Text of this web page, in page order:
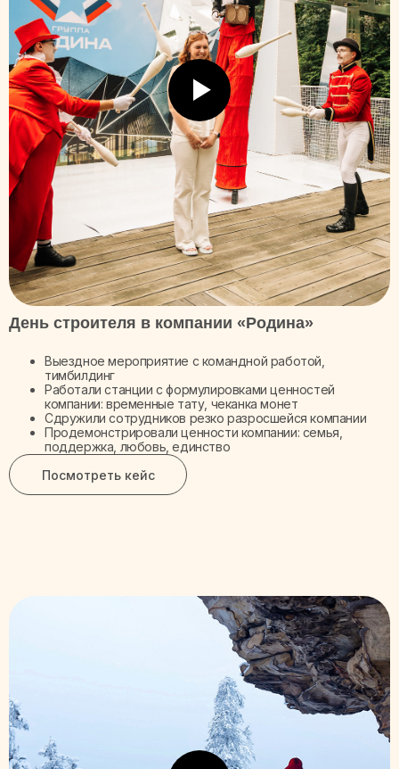
День строителя в компании «Родина»
Выездное мероприятие с командной работой,
тимбилдинг
Работали станции с формулировками ценностей
компании: временные тату, чеканка монет
Сдружили сотрудников резко разросшейся компании
Продемонстрировали ценности компании: семья,
поддержка, любовь, единство
Посмотреть кейс